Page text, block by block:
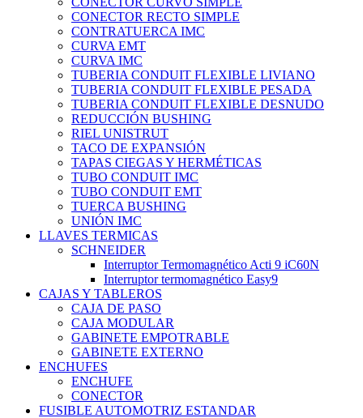
CONECTOR RECTO SIMPLE
CONTRATUERCA IMC
CURVA EMT
CURVA IMC
TUBERIA CONDUIT FLEXIBLE LIVIANO
TUBERIA CONDUIT FLEXIBLE PESADA
TUBERIA CONDUIT FLEXIBLE DESNUDO
REDUCCIÓN BUSHING
RIEL UNISTRUT
TACO DE EXPANSIÓN
TAPAS CIEGAS Y HERMÉTICAS
TUBO CONDUIT IMC
TUBO CONDUIT EMT
TUERCA BUSHING
UNIÓN IMC
LLAVES TERMICAS
SCHNEIDER
Interruptor Termomagnético Acti 9 iC60N
Interruptor termomagnético Easy9
CAJAS Y TABLEROS
CAJA DE PASO
CAJA MODULAR
GABINETE EMPOTRABLE
GABINETE EXTERNO
ENCHUFES
ENCHUFE
CONECTOR
FUSIBLE AUTOMOTRIZ ESTANDAR